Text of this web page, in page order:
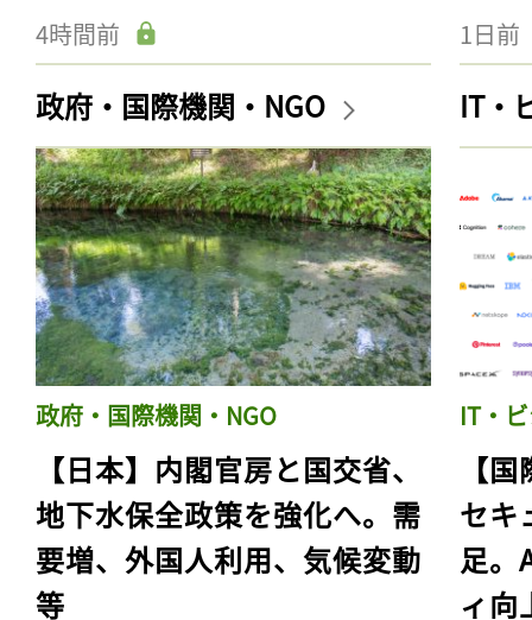
4時間前 1日前
政府・国際機関・NGO
政府・国際機関・NGO
【日本】内閣官房と国交省、
地下水保全政策を強化へ。需
要増、外国人利用、気候変動
等
IT・
IT・
【
セキ
足。
ィ向